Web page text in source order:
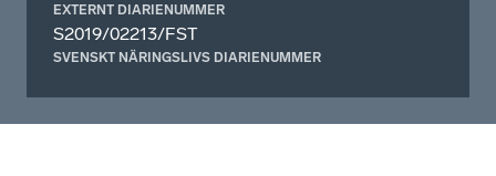
EXTERNT DIARIENUMMER
S2019/02213/FST
SVENSKT NÄRINGSLIVS DIARIENUMMER